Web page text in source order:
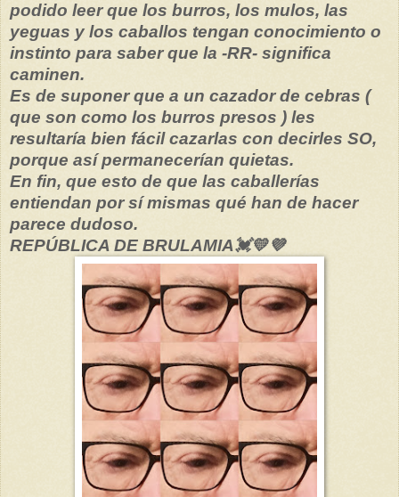
podido leer que los burros, los mulos, las
yeguas y los caballos tengan conocimiento o
instinto para saber que la -RR- significa
caminen.
Es de suponer que a un cazador de cebras (
que son como los burros presos ) les
resultaría bien fácil cazarlas con decirles SO,
porque así permanecerían quietas.
En fin, que esto de que las caballerías
entiendan por sí mismas qué han de hacer
parece dudoso.
REPÚBLICA DE BRULAMIA💓💛💜